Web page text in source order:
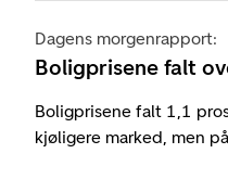
Dagens morgenrapport:
Boligprisene falt
Boligprisene falt 1,1
kjøligere marked, men